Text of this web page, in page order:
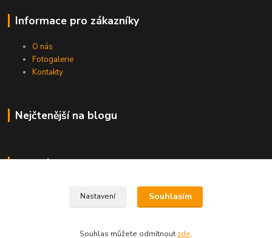
Informace pro zákazníky
O nás
Fotogalerie
Kontakty
Nejčtenější na blogu
Kde nás najdete
Nastavení Souhlasím
Souhlas můžete odmítnout zde.